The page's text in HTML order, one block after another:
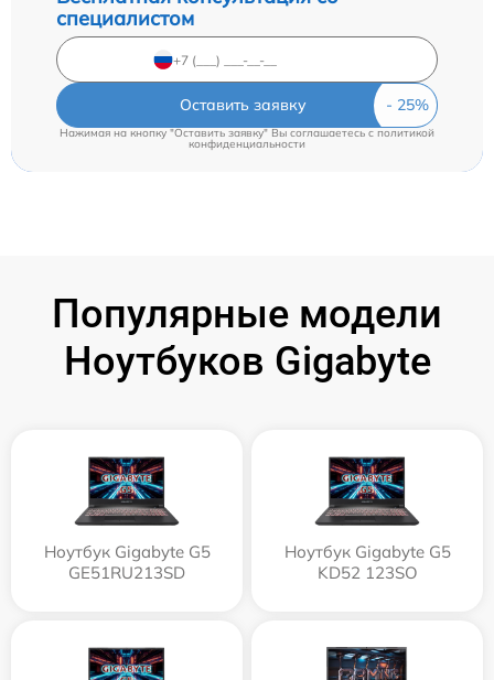
специалистом
Оставить заявку
Нажимая на кнопку "Оставить заявку" Вы соглашаетесь cполитикой
конфиденциальности
Популярные модели
Ноутбуков Gigabyte
Ноутбук Gigabyte G5
GE51RU213SD
Ноутбук Gigabyte G5
KD52 123SO